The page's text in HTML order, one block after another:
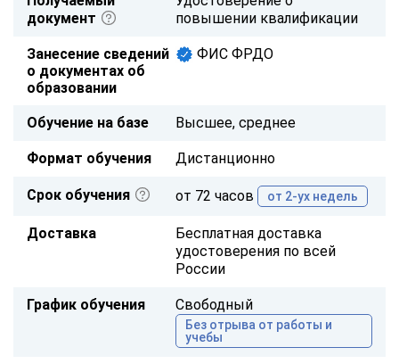
документ
повышении квалификации
Занесение сведений
о документах об
образовании
ФИС ФРДО
Обучение на базе Высшее, среднее
Формат обучения Дистанционно
Срок обучения от 72 часов от 2-ух недель
Доставка
Бесплатная доставка
удостоверения по всей
России
График обучения Свободный
Без отрыва от работы и
учебы